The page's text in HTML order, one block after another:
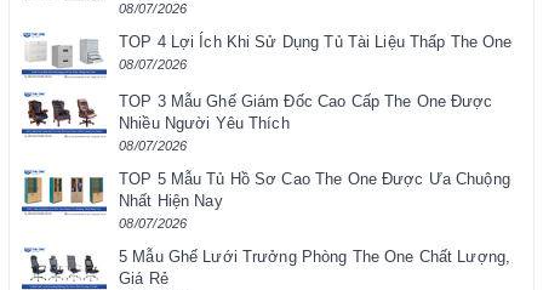
08/07/2026
TOP 4 Lợi Ích Khi Sử Dụng Tủ Tài Liệu Thấp The One
08/07/2026
TOP 3 Mẫu Ghế Giám Đốc Cao Cấp The One Được
Nhiều Người Yêu Thích
08/07/2026
TOP 5 Mẫu Tủ Hồ Sơ Cao The One Được Ưa Chuộng
Nhất Hiện Nay
08/07/2026
5 Mẫu Ghế Lưới Trưởng Phòng The One Chất Lượng,
Giá Rẻ